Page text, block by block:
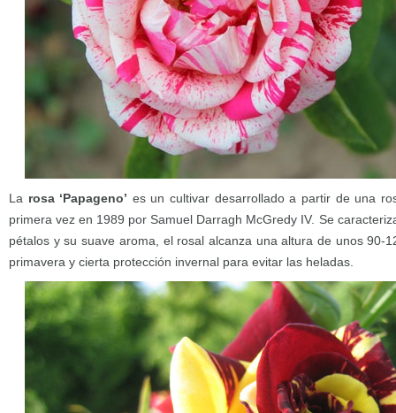
La rosa ‘Papageno’ es un cultivar desarrollado a partir de una
primera vez en 1989 por Samuel Darragh McGredy IV. Se
pétalos y su suave aroma, el rosal alcanza una altura de unos 90-
primavera y cierta protección invernal para evitar las heladas.